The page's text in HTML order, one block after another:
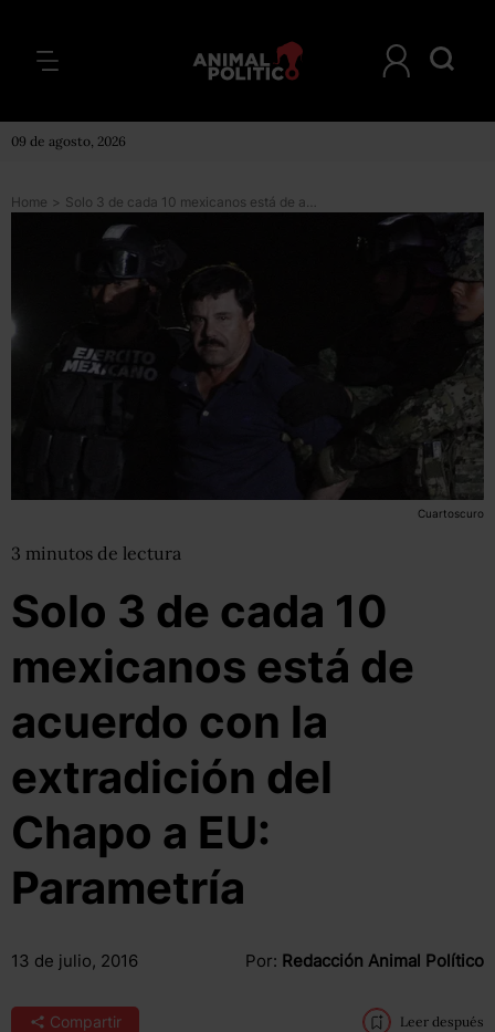
09 de agosto, 2026
Home > Solo 3 de cada 10 mexicanos está de acuerdo con la extradición del Chapo a EU: Parametría
Cuartoscuro
3 minutos de lectura
Solo 3 de cada 10
mexicanos está de
acuerdo con la
extradición del
Chapo a EU:
Parametría
13 de julio, 2016 Por: Redacción Animal Político
Compartir Leer después